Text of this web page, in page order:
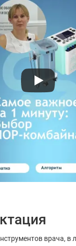
врача, в